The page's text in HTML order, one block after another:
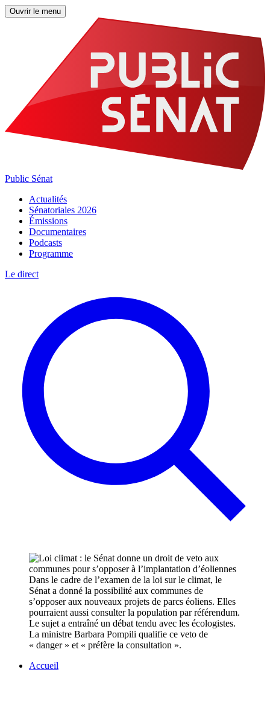
Ouvrir le menu
Public Sénat
Actualités
Sénatoriales 2026
Émissions
Documentaires
Podcasts
Programme
Le direct
Dans le cadre de l’examen de la loi sur le climat, le
Sénat a donné la possibilité aux communes de
s’opposer aux nouveaux projets de parcs éoliens. Elles
pourraient aussi consulter la population par référendum.
Le sujet a entraîné un débat tendu avec les écologistes.
La ministre Barbara Pompili qualifie ce veto de
« danger » et « préfère la consultation ».
Accueil